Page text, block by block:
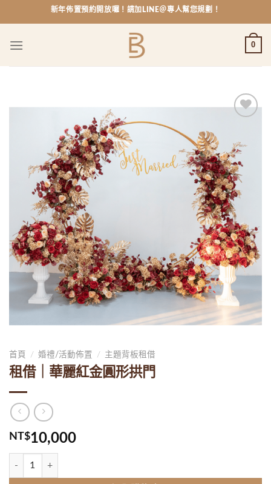
to
新年佈置預約開放囉！請加LINE＠專人幫您規劃！
0
首頁 / 婚禮/活動佈置 / 主題背板租借
租借｜華麗紅金圓形拱門
NT$10,000
租借｜華麗紅金圓形拱門 數量